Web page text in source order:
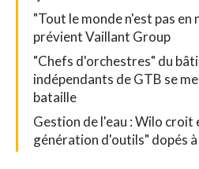
"Tout le monde n'est pas
prévient Vaillant Group
"Chefs d'orchestres" du
indépendants de GTB se
bataille
Gestion de l'eau : Wilo croit
génération d'outils" dopés